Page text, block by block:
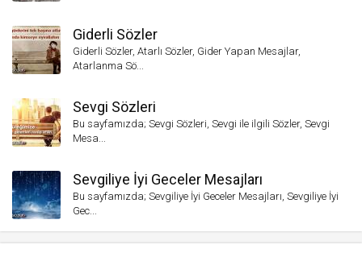
Giderli Sözler
Giderli Sözler, Atarlı Sözler, Gider Yapan Mesajlar,
Atarlanma Sö...
Sevgi Sözleri
Bu sayfamızda; Sevgi Sözleri, Sevgi ile ilgili Sözler, Sevgi
Mesa...
Sevgiliye İyi Geceler Mesajları
Bu sayfamızda; Sevgiliye İyi Geceler Mesajları, Sevgiliye İyi
Gec...